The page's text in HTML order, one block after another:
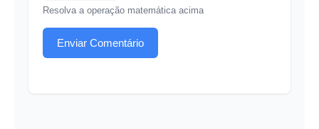
Resolva a operação matemática acima
Enviar Comentário